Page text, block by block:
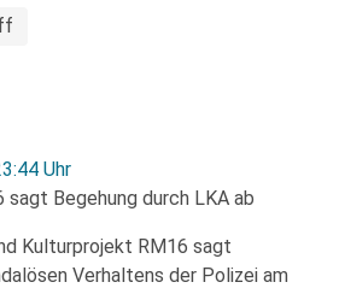
Uhr
sagt Begehung durch LKA ab
Kulturprojekt RM16 sagt
Verhaltens der Polizei am